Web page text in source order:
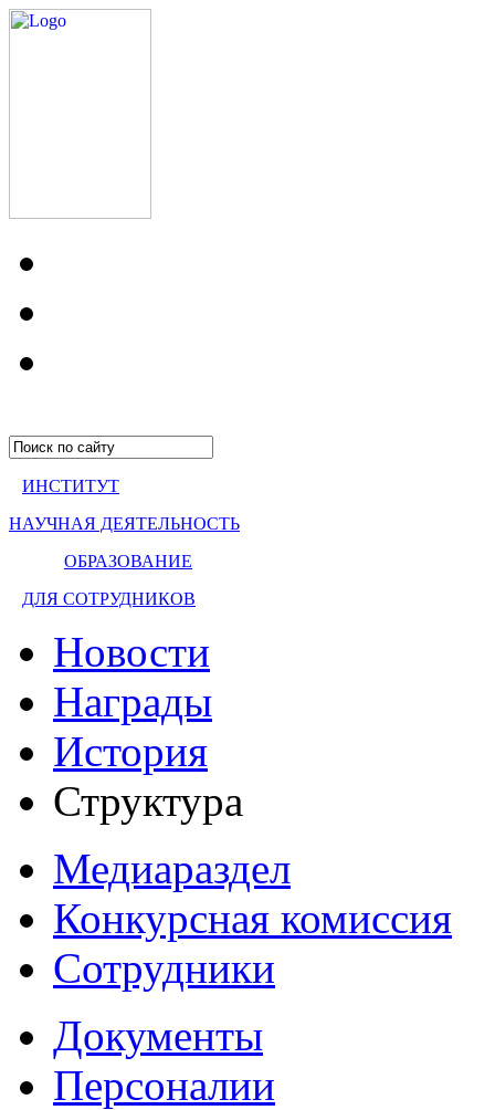
ИНСТИТУТ
НАУЧНАЯ ДЕЯТЕЛЬНОСТЬ
ОБРАЗОВАНИЕ
ДЛЯ СОТРУДНИКОВ
Новости
Награды
История
Структура
Медиараздел
Конкурсная комиссия
Сотрудники
Документы
Персоналии